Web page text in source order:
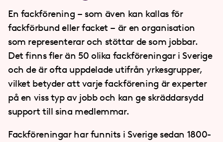
En fackförening – som även kan kallas för
fackförbund eller facket – är en organisation
som representerar och stöttar de som jobbar.
Det finns fler än 50 olika fackföreningar i Sverige
och de är ofta uppdelade utifrån yrkesgrupper,
vilket betyder att varje fackförening är experter
på en viss typ av jobb och kan ge skräddarsydd
support till sina medlemmar.
Fackföreningar har funnits i Sverige sedan 1800-